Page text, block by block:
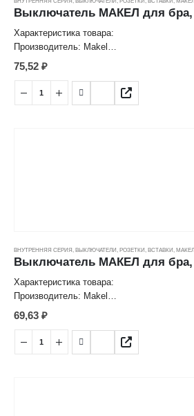
Выключатель МАКЕЛ для
Характеристика товара:
Производитель: Makel
Выключатель для бра
Цвет: белый/белый
Номинальный ток: 6 A
Номинальное напряжение: 250 V
75,52 ₽
ВНУТРЕННЯЯ СЕРИЯ ВЫКЛЮЧАТЕЛИ, РОЗЕТКИ, ВСТАВКИ МАКЕЛ
Характеристика товара:
Производитель: Makel
Выключатель для бра
Цвет: черный/красный
Номинальный ток: 6 A
Номинальное напряжение: 250 V
69,63 ₽